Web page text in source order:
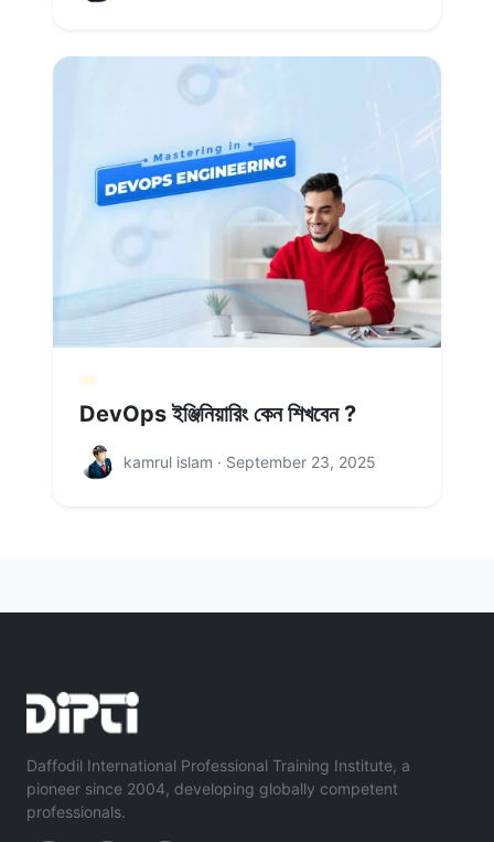
DevOps ইঞ্জিনিয়ারিং কেন শিখবেন ?
kamrul islam · September 23, 2025
Daffodil International Professional Training Institute, a
pioneer since 2004, developing globally competent
professionals.